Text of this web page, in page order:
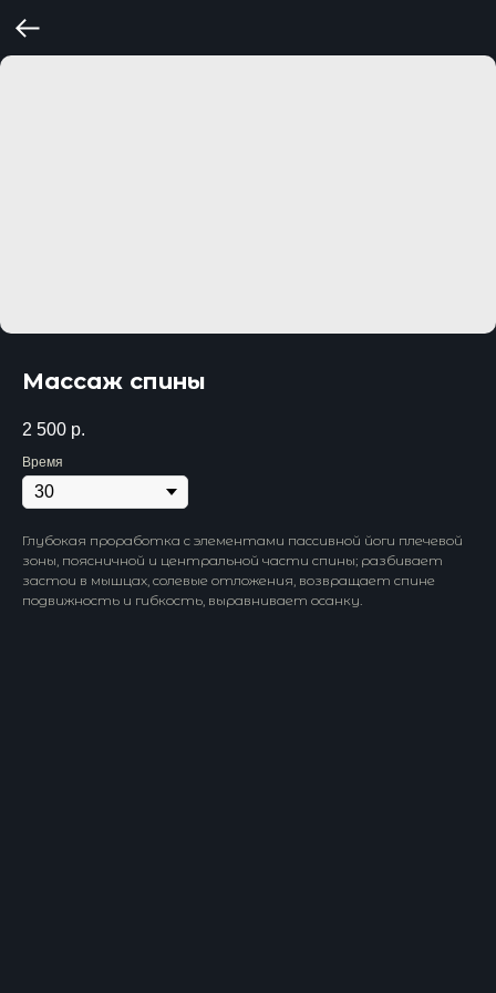
Массаж спины
2 500 р.
Время
Глубокая проработка с элементами пассивной йоги плечевой
зоны, поясничной и центральной части спины; разбивает
застои в мышцах, солевые отложения, возвращает спине
подвижность и гибкость, выравнивает осанку.